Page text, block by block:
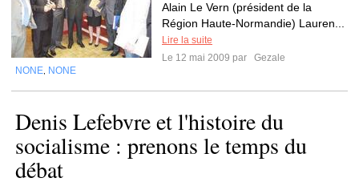
Alain Le Vern (président de la
Région Haute-Normandie) Lauren...
Lire la suite
Le 12 mai 2009 par
Gezale
NONE NONE
Denis Lefebvre et l'histoire du
socialisme : prenons le temps du
débat